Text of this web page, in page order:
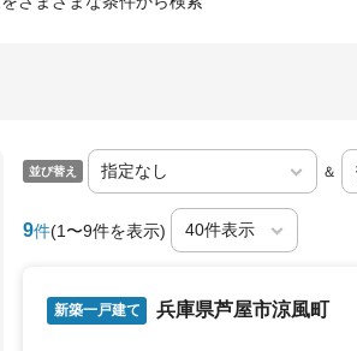
並び替え ＆
9件(1〜9件を表示)
新築一戸建て 兵庫県芦屋市涼風町